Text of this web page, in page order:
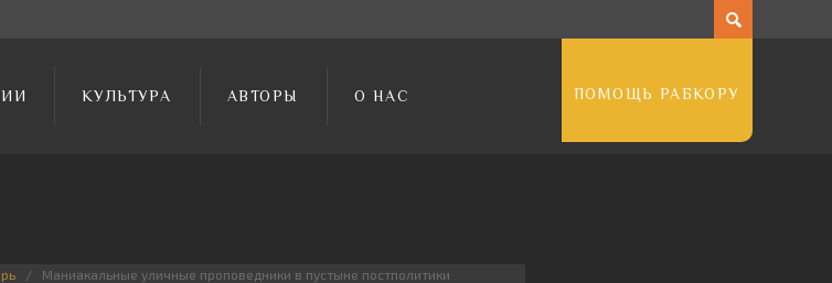
КУЛЬТУРА АВТОРЫ О НАС ПОМОЩЬ РАБКОРУ
Маниакальные уличные проповедники в пустыне постполитики